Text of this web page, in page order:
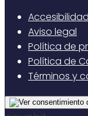
Accesibilidad
Aviso legal
Política de
Política de
Términos y